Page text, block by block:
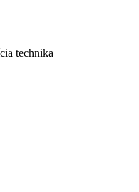
technika